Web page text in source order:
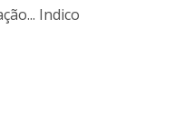
Indico